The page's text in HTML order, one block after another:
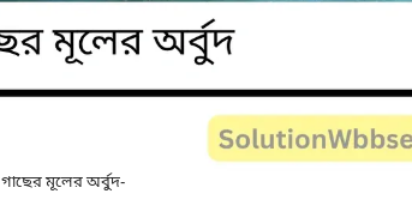
মূলের অর্বুদ-